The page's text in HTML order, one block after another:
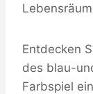
Entdecken
des blau-
Farbspiel